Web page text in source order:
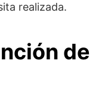
realizada.
de